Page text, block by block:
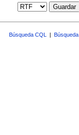
Guardar
Búsqueda CQL